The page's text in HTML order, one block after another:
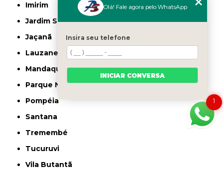
Imirim
Jardim São Paulo
Jaçanã
Lauzane Paulista
Mandaqui
Parque Novo Mundo
Pompéia
Santana
Tremembé
Tucuruvi
Vila Butantã
1
Olá! Fale agora pelo WhatsApp
Insira seu telefone
INICIAR CONVERSA